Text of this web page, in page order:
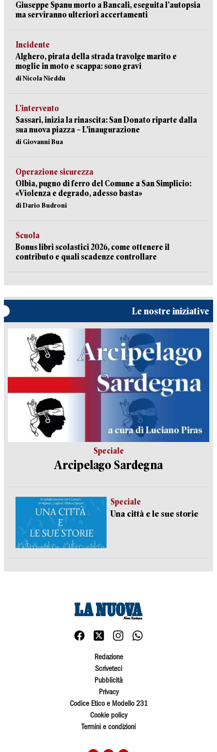
Giuseppe Spanu morto a Bancali, eseguita l’autopsia
ma serviranno ulteriori accertamenti
Incidente
Alghero, pirata della strada travolge marito e
moglie in moto e scappa: sono gravi
di Nicola Nieddu
L’intervento
Sassari, inizia la rinascita: San Donato riparte dalla
sua nuova piazza – L’inaugurazione
di Giovanni Bua
Operazione sicurezza
Olbia, pugno di ferro del Comune a San Simplicio:
«Violenza e degrado, adesso basta»
di Dario Budroni
Scuola
Bonus libri scolastici 2026, come ottenere il
contributo e quali scadenze controllare
Le nostre iniziative
Speciale
Arcipelago Sardegna
Speciale
Una città e le sue storie
Redazione
Scriveteci
Pubblicità
Privacy
Codice Etico e Modello 231
Cookie policy
Termini e condizioni